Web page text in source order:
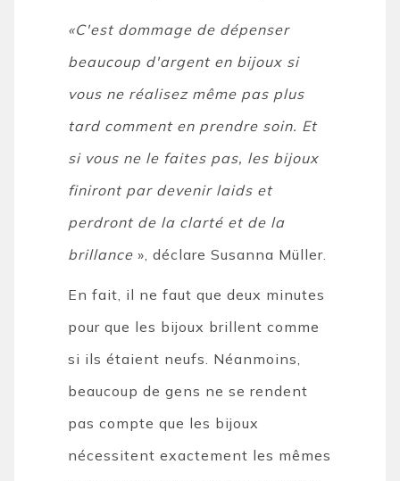
«C'est dommage de dépenser
beaucoup d'argent en bijoux si
vous ne réalisez même pas plus
tard comment en prendre soin. Et
si vous ne le faites pas, les bijoux
finiront par devenir laids et
perdront de la clarté et de la
brillance », déclare Susanna Müller.
En fait, il ne faut que deux minutes
pour que les bijoux brillent comme
si ils étaient neufs. Néanmoins,
beaucoup de gens ne se rendent
pas compte que les bijoux
nécessitent exactement les mêmes